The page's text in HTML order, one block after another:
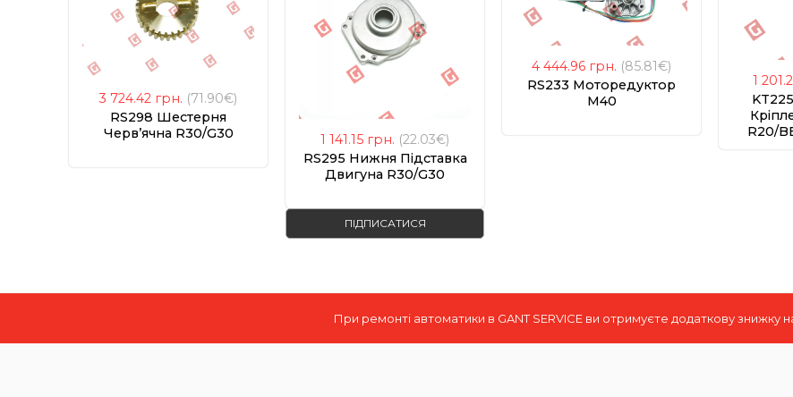
3 724.42 грн. (71.90€)
RS298 Шестерня
Черв’ячна R30/G30
1 141.15 грн. (22.03€)
RS295 Нижня Підставка
Двигуна R30/G30
ПІДПИСАТИСЯ
4 444.96 грн. (85.81€)
RS233 Моторедуктор
M40
1
R20/
При ремонті автоматики в GANT SERVICE ви отримуєте додаткову знижку